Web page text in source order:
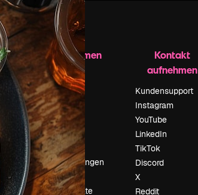
Unternehmen
Preise
Über uns
Reviews
Karriere
Suchtrends
Blog
Veranstaltungen
Slidesgo
Deine Inhalte
Kontakt
aufnehmen
Kundensupport
Instagram
YouTube
LinkedIn
TikTok
Discord
X
Reddit